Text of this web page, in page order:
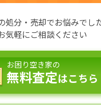
処分・売却でお悩みでし
気軽にご相談ください
お困り空き家の
無料査定はこちら